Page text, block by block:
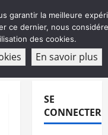
ABONNEMENT
SE
CONNECTER
garantir la meilleure
ce dernier, nous
des cookies.
En savoir plus